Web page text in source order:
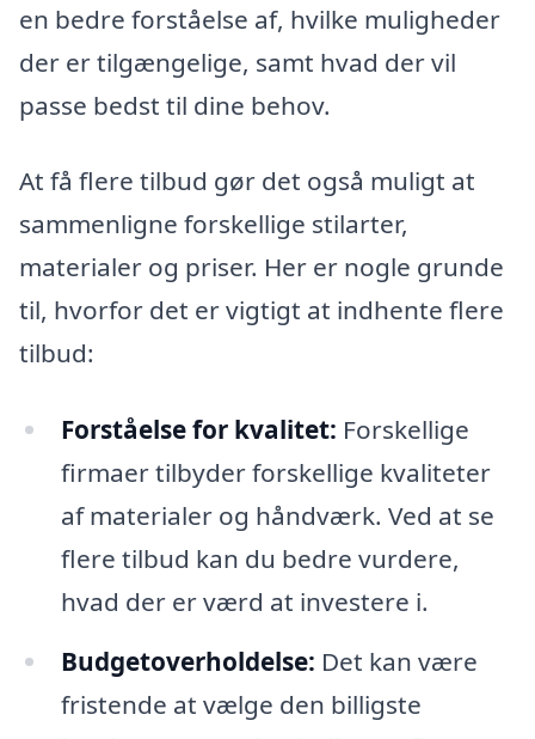
en bedre forståelse af, hvilke muligheder
der er tilgængelige, samt hvad der vil
passe bedst til dine behov.
At få flere tilbud gør det også muligt at
sammenligne forskellige stilarter,
materialer og priser. Her er nogle grunde
til, hvorfor det er vigtigt at indhente flere
tilbud:
Forståelse for kvalitet: Forskellige
firmaer tilbyder forskellige kvaliteter
af materialer og håndværk. Ved at se
flere tilbud kan du bedre vurdere,
hvad der er værd at investere i.
Budgetoverholdelse: Det kan være
fristende at vælge den billigste